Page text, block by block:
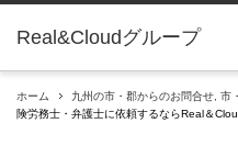
Real&Cloudグループ
ホーム 九州の市・郡からのお問合せ 市
険労務士・弁護士に依頼するならReal＆